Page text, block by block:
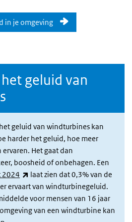
in je omgeving
geluid van
geluid van windturbines kan
link)
harder het geluid, hoe meer
Het gaat dan
boosheid of onbehagen. Een
2024 (externe link)
laat zien dat 0,3% van de
ervaart van windturbinegeluid.
voor mensen van 16 jaar
van een windturbine kan